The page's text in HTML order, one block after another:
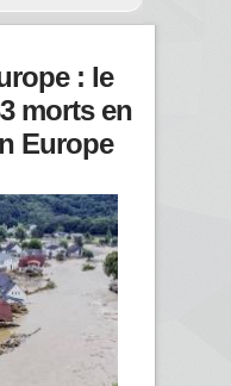
: le
morts en
Europe